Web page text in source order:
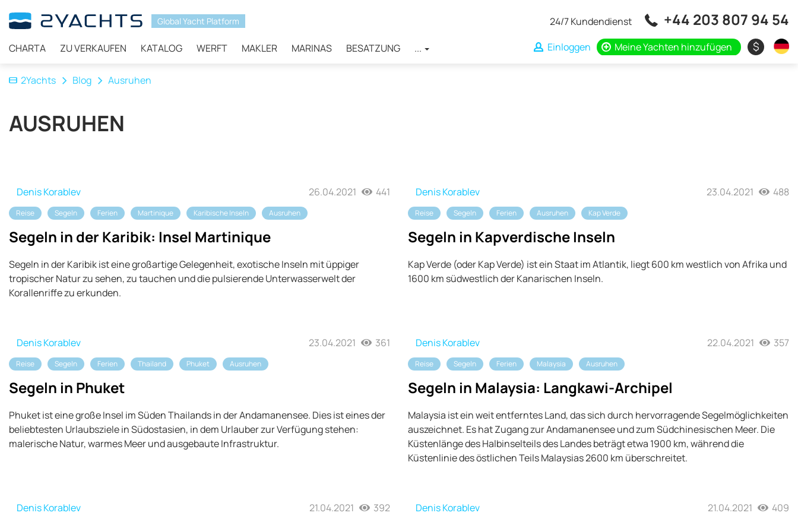
Global Yacht Platform
CHARTA ZU VERKAUFEN KATALOG WERFT MAKLER MARINAS BESATZUNG ...
24/7 Kundendienst +44 203 807 94 54
Einloggen Meine Yachten hinzufügen $
2Yachts Blog Ausruhen
AUSRUHEN
Denis Korablev 26.04.2021 441
Reise Segeln Ferien Martinique Karibische Inseln Ausruhen
Segeln in der Karibik: Insel Martinique
Segeln in der Karibik ist eine großartige Gelegenheit, exotische Inseln mit üppiger
tropischer Natur zu sehen, zu tauchen und die pulsierende Unterwasserwelt der
Korallenriffe zu erkunden.
Denis Korablev 23.04.2021 488
Reise Segeln Ferien Ausruhen Kap Verde
Segeln in Kapverdische Inseln
Kap Verde (oder Kap Verde) ist ein Staat im Atlantik, liegt 600 km westlich von Afrika und
1600 km südwestlich der Kanarischen Inseln.
Denis Korablev 23.04.2021 361
Reise Segeln Ferien Thailand Phuket Ausruhen
Segeln in Phuket
Phuket ist eine große Insel im Süden Thailands in der Andamanensee. Dies ist eines der
beliebtesten Urlaubsziele in Südostasien, in dem Urlauber zur Verfügung stehen:
malerische Natur, warmes Meer und ausgebaute Infrastruktur.
Denis Korablev 22.04.2021 357
Reise Segeln Ferien Malaysia Ausruhen
Segeln in Malaysia: Langkawi-Archipel
Malaysia ist ein weit entferntes Land, das sich durch hervorragende Segelmöglichkeiten
auszeichnet. Es hat Zugang zur Andamanensee und zum Südchinesischen Meer. Die
Küstenlänge des Halbinselteils des Landes beträgt etwa 1900 km, während die
Küstenlinie des östlichen Teils Malaysias 2600 km überschreitet.
Denis Korablev 21.04.2021 392 Denis Korablev 21.04.2021 409